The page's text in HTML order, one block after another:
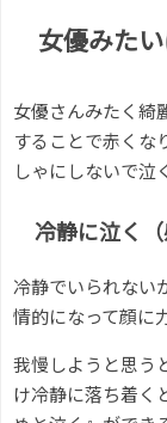
女優みた
女優さんみたく綺
することで赤くな
しゃにしないで泣
冷静に泣く（
冷静でいられない
情的になって顔に
我慢しようと思う
け冷静に落ち着く